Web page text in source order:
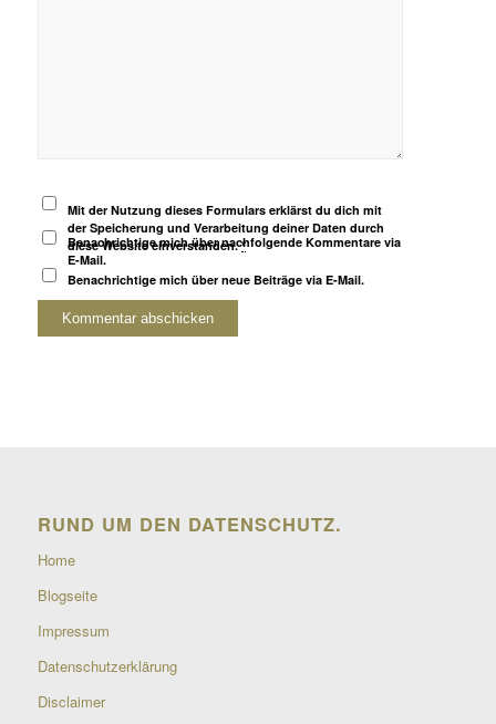
Mit der Nutzung dieses Formulars erklärst du dich mit
der Speicherung und Verarbeitung deiner Daten durch
diese Website einverstanden.*
Benachrichtige mich über nachfolgende Kommentare via
E-Mail.
Benachrichtige mich über neue Beiträge via E-Mail.
RUND UM DEN DATENSCHUTZ.
Home
Blogseite
Impressum
Datenschutzerklärung
Disclaimer